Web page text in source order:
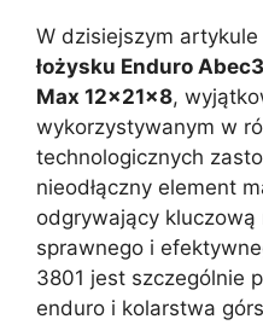
W dzisiejszym
łożysku Enduro
Max 12x21x8,
wykorzystywanym w
technologicznych
nieodłączny element
odgrywający
sprawnego i
3801 jest szczególnie
enduro i kolarstwa